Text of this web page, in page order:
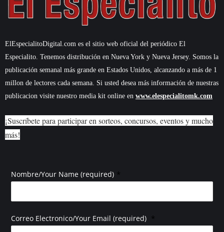
ElEspecialitoDigital.com es el sitio web oficial del periódico El
Especialito. Tenemos distribución en Nueva York y Nueva Jersey. Somos la
publicación semanal más grande en Estados Unidos, alcanzando a más de 1
millon de lectores cada semana. Si usted desea más información de nuestras
publicacion visite nuestro media kit online en www.elespecialitomk.com
¡Suscríbete para participar en sorteos, concursos, eventos y mucho
más!
Nombre/Your Name (required) *
Correo Electronico/Your Email (required) *